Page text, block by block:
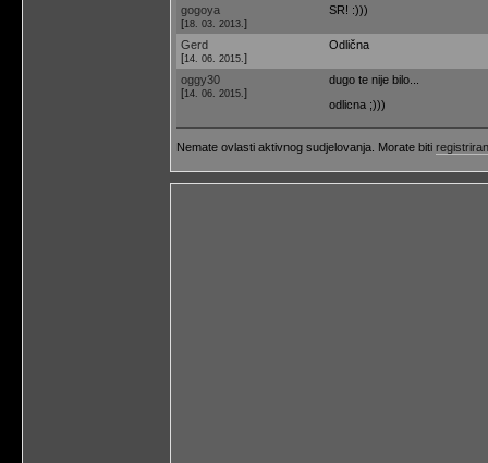
gogoya
[18. 03. 2013. ]
SR! :)))
Gerd
[14. 06. 2015. ]
Odlična
oggy30
[14. 06. 2015. ]
dugo te nije bilo...
odlicna ;)))
Nemate ovlasti aktivnog sudjelovanja. Morate biti